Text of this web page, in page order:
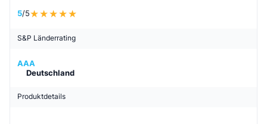
5/5
S&P Länderrating
AAA
Deutschland
Produktdetails